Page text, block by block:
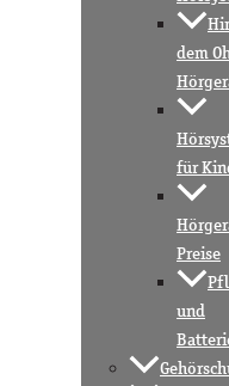
dem
für
Preise
und